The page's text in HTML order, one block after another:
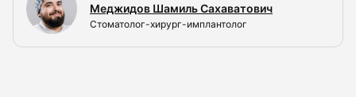
Меджидов Шамиль Сахаватович
Стоматолог-хирург-имплантолог